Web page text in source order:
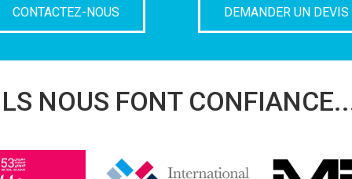
CONTACTEZ-NOUS DEMANDER UN DEVIS
NOUS FONT